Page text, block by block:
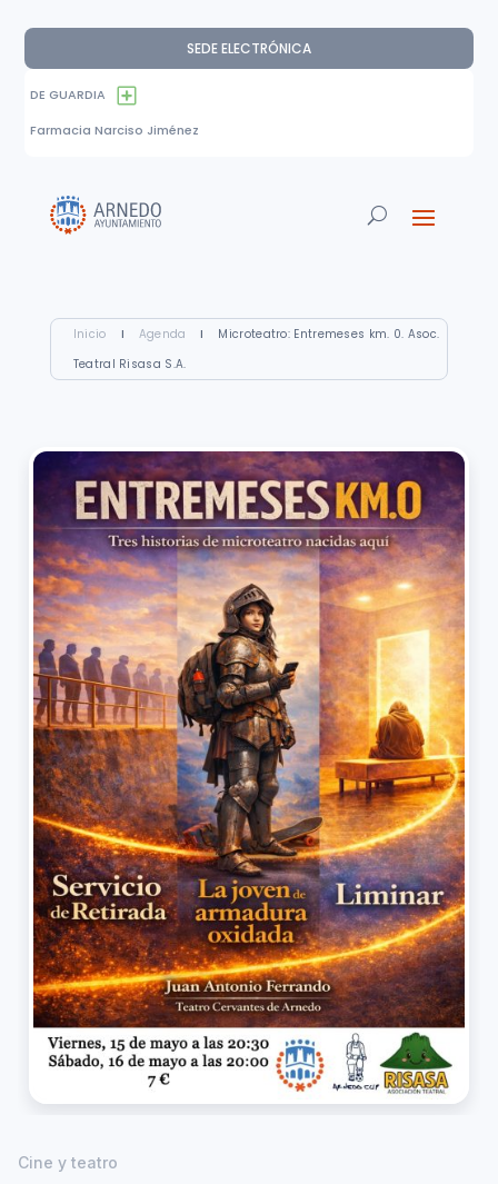
SEDE ELECTRÓNICA
DE GUARDIA
Farmacia Narciso Jiménez
Inicio I Agenda I
Microteatro: Entremeses km. 0. Asoc.
Teatral Risasa S.A.
Cine y teatro